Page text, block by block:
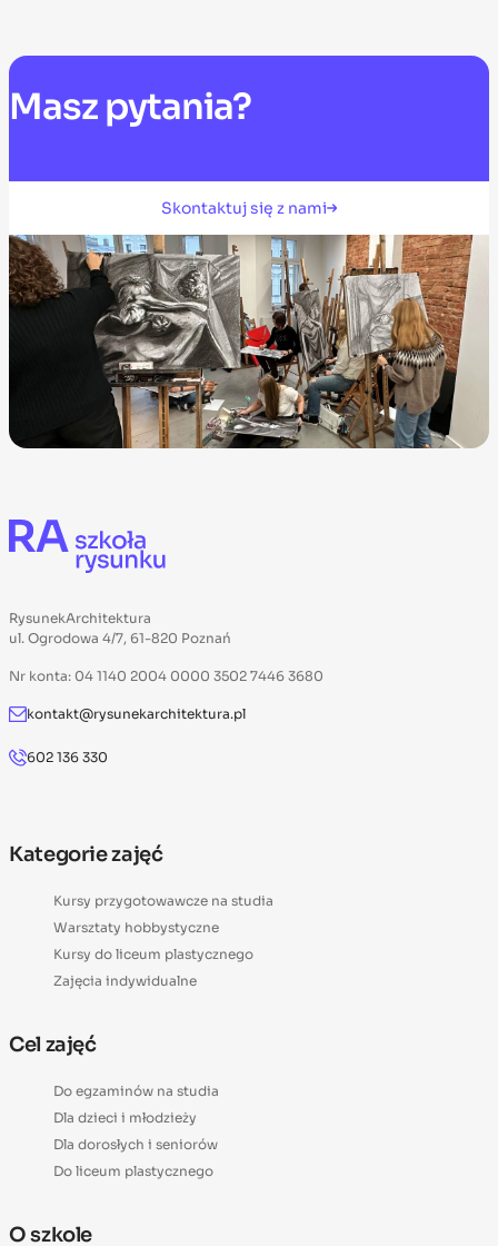
Masz pytania?
Skontaktuj się z nami
RysunekArchitektura
ul. Ogrodowa 4/7, 61-820 Poznań
Nr konta: 04 1140 2004 0000 3502 7446 3680
kontakt@rysunekarchitektura.pl
602 136 330
Kategorie zajęć
Kursy przygotowawcze na studia
Warsztaty hobbystyczne
Kursy do liceum plastycznego
Zajęcia indywidualne
Cel zajęć
Do egzaminów na studia
Dla dzieci i młodzieży
Dla dorosłych i seniorów
Do liceum plastycznego
O szkole